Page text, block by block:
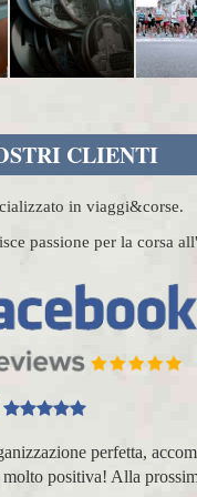
CLIENTI
in viaggi&corse.
passione per la corsa
perfetta,
positiva! Alla